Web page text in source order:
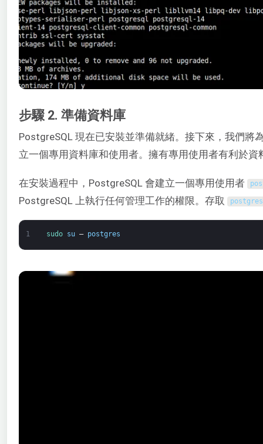
步驟 2. 準備資料庫
PostgreSQL 現在已安裝並準備就緒。接下來，我們將
立一個專用資料庫和使用者。擁有專用使用者有利於資
在安裝過程中，PostgreSQL 會建立一個專用使用者
PostgreSQL 上執行任何管理工作的權限。存取 postgres
1 sudo su – postgres